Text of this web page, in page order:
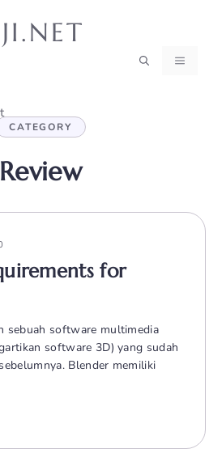
MENU
CATEGORY
Review
for
sebuah software multimedia
software 3D) yang sudah
Blender memiliki